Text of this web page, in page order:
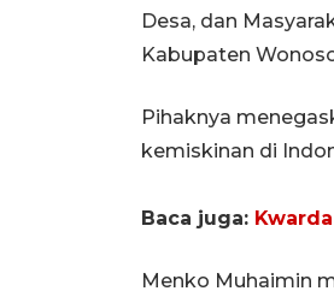
Desa, dan
Kabupaten
Pihaknya
kemiskinan di
Baca juga:
Menko Muhaimin